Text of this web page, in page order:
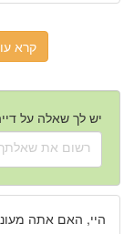
קרא עוד 23 שאלות ותשובות
יש לך שאלה על דייהטסו טריוס
היי, האם אתה